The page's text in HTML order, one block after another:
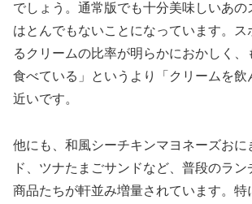
でしょう。通常版でも十分美味しいあの
はとんでもないことになっています。ス
るクリームの比率が明らかにおかしく、
食べている」というより「クリームを飲
近いです。
他にも、和風シーチキンマヨネーズおに
ド、ツナたまごサンドなど、普段のラ
商品たちが軒並み増量されています。特